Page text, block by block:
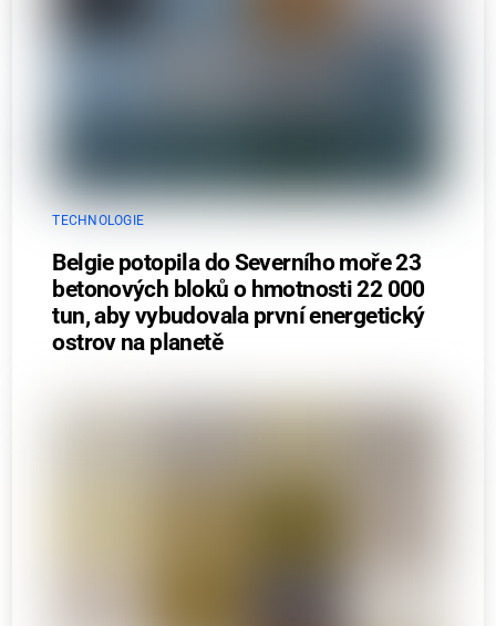
TECHNOLOGIE
Belgie potopila do Severního moře 23
betonových bloků o hmotnosti 22 000
tun, aby vybudovala první energetický
ostrov na planetě